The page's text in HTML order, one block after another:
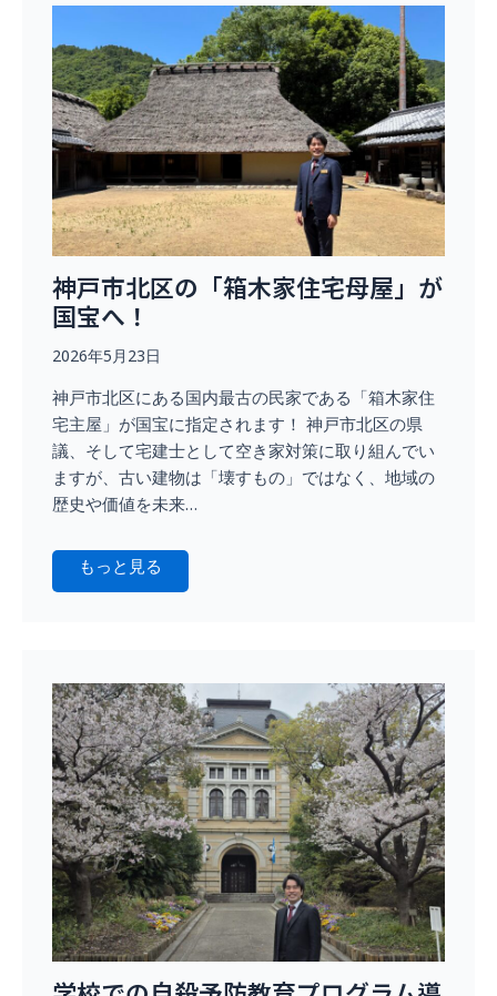
神戸市北区の「箱木家住宅母屋」が
国宝へ！
2026年5月23日
神戸市北区にある国内最古の民家である「箱木家住
宅主屋」が国宝に指定されます！ 神戸市北区の県
議、そして宅建士として空き家対策に取り組んでい
ますが、古い建物は「壊すもの」ではなく、地域の
歴史や価値を未来…
もっと見る